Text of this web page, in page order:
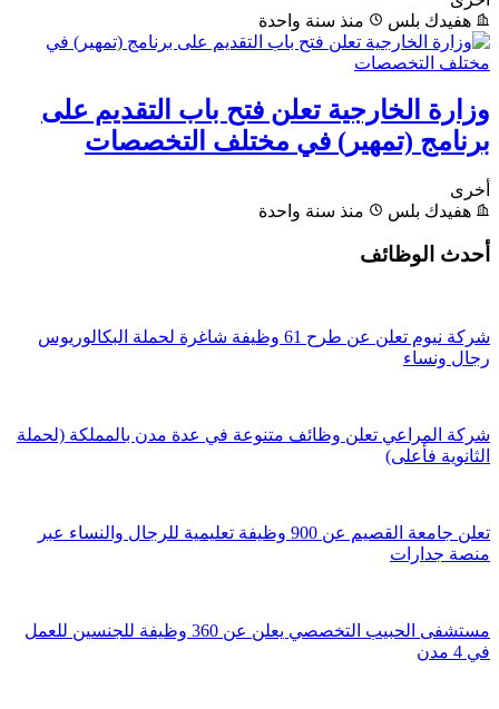
هفيدك بلس
منذ سنة واحدة
وزارة الخارجية تعلن فتح باب التقديم على
برنامج (تمهير) في مختلف التخصصات
أخرى
هفيدك بلس
منذ سنة واحدة
أحدث الوظائف
شركة نيوم تعلن عن طرح 61 وظيفة شاغرة لحملة البكالوريوس
رجال ونساء
شركة المراعي تعلن وظائف متنوعة في عدة مدن بالمملكة (لحملة
الثانوية فأعلى)
تعلن جامعة القصيم عن 900 وظيفة تعليمية للرجال والنساء عبر
منصة جدارات
مستشفى الحبيب التخصصي يعلن عن 360 وظيفة للجنسين للعمل
في 4 مدن